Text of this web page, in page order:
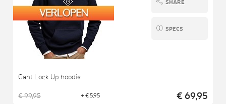
SHARE
SPECS
Gant Lock Up hoodie
€ 99,95 + € 5,95 € 69,95